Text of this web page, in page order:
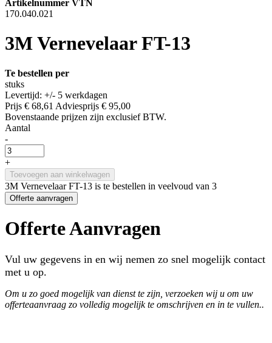
Artikelnummer VTN
170.040.021
3M Vernevelaar FT-13
Te bestellen per
stuks
Levertijd: +/- 5 werkdagen
Prijs € 68,61 Adviesprijs € 95,00
Bovenstaande prijzen zijn exclusief BTW.
Aantal
-
+
Toevoegen aan winkelwagen
3M Vernevelaar FT-13 is te bestellen in veelvoud van 3
Offerte aanvragen
Offerte Aanvragen
Vul uw gegevens in en wij nemen zo snel mogelijk contact
met u op.
Om u zo goed mogelijk van dienst te zijn, verzoeken wij u om uw
offerteaanvraag zo volledig mogelijk te omschrijven en in te vullen..